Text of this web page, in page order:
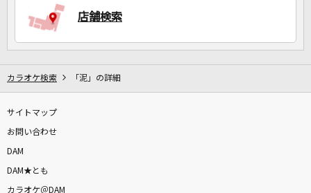
店舗検索
カラオケ検索 「泥」の詳細
サイトマップ
お問い合わせ
DAM
DAM★とも
カラオケ＠DAM